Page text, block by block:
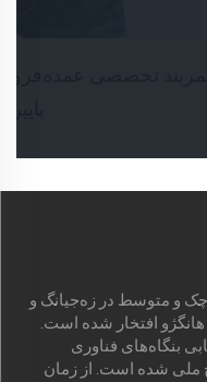
و متوسط در زه‌جیانگ و
افتخار شده است.
بنگاه‌های فناوری
ملی شده است. از زمان